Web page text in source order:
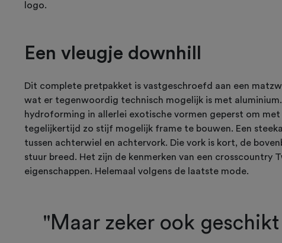
logo.
Een vleugje downhill
Dit complete pretpakket is vastgeschroefd aan een
wat er tegenwoordig technisch mogelijk is met
hydroforming in allerlei exotische vormen geperst om
tegelijkertijd zo stijf mogelijk frame te bouwen. Een
tussen achterwiel en achtervork. Die vork is kort, de
stuur breed. Het zijn de kenmerken van een crosscountry
eigenschappen. Helemaal volgens de laatste mode.
"Maar zeker ook